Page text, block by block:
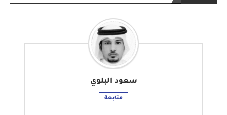
سعود البلوي
متابعة